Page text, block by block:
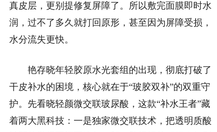
真皮层，更别提修复屏障了。所以敷完面膜即时水
润，过不了多久就打回原形，甚至因为屏障受损，
水分流失更快。
艳存晓年轻胶原水光套组的出现，彻底打破了
干皮补水的困境，核心就在于“玻胶双补”的双重守
护。先看晓轻颜微交联玻尿酸，这款“补水王者”藏
着两大黑科技：一是独家微交联技术，把透明质酸